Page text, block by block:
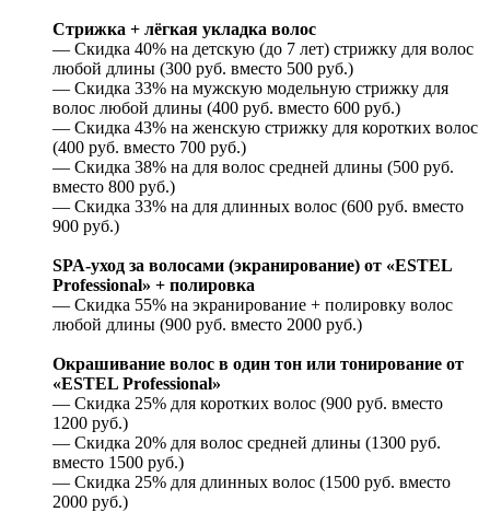
Стрижка + лёгкая укладка волос
— Скидка 40% на детскую (до 7 лет) стрижку для волос
любой длины (300 руб. вместо 500 руб.)
— Скидка 33% на мужскую модельную стрижку для
волос любой длины (400 руб. вместо 600 руб.)
— Скидка 43% на женскую стрижку для коротких волос
(400 руб. вместо 700 руб.)
— Скидка 38% на для волос средней длины (500 руб.
вместо 800 руб.)
— Скидка 33% на для длинных волос (600 руб. вместо
900 руб.)
SPA-уход за волосами (экранирование) от «ESTEL
Professional» + полировка
— Скидка 55% на экранирование + полировку волос
любой длины (900 руб. вместо 2000 руб.)
Окрашивание волос в один тон или тонирование от
«ESTEL Professional»
— Скидка 25% для коротких волос (900 руб. вместо
1200 руб.)
— Скидка 20% для волос средней длины (1300 руб.
вместо 1500 руб.)
— Скидка 25% для длинных волос (1500 руб. вместо
2000 руб.)